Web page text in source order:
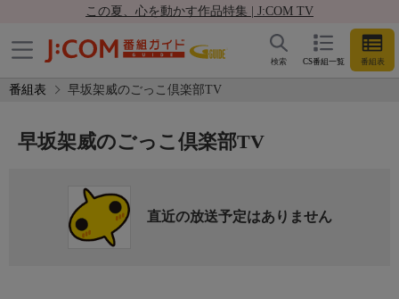
この夏、心を動かす作品特集 | J:COM TV
CS番組一覧 番組表
検索
番組表 早坂架威のごっこ倶楽部TV
早坂架威のごっこ倶楽部TV
直近の放送予定はありません